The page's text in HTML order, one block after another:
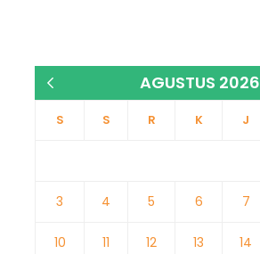
AGUSTUS 2026
S S R K J
3 4 5 6 7
10 11 12 13 14